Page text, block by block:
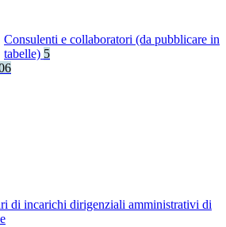
Consulenti e collaboratori (da pubblicare in
tabelle) 5
di incarichi dirigenziali amministrativi di